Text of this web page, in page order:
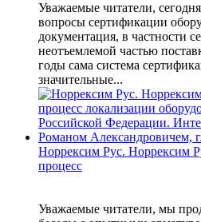
Уважаемые читатели,
вопросы сертификации
документация, в частности
неотъемлемой частью
годы сама система
значительные...
Норрексим Рус. Норрексим
процесс
Уважаемые читатели, мы